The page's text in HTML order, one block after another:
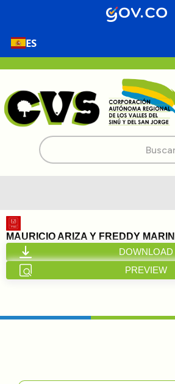
ES
Buscar:
Inicio
Nosotros
Transparencia
MAURICIO ARIZA Y FREDDY MARIN
DOWNLOAD
PREVIEW